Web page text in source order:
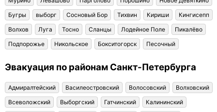
Бугры
выборг Сосновый Бор Тихвин Кириши
Кингисепп
Волхов
Луга Тосно Сланцы Лодейное Поле
Пикалёво
Подпорожье
Никольское Бокситогорск Песочный
Эвакуация по районам Санкт-Петербурга
Адмиралтейский Василеостровский Волосовский
Волховский
Всеволожский
Выборгский Гатчинский
Калининский